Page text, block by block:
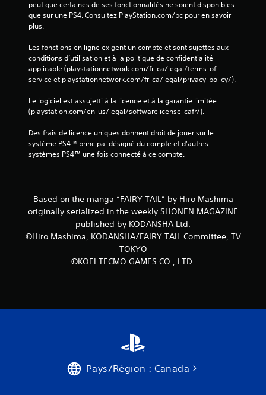
peut que certaines de ses fonctionnalités ne soient disponibles
que sur une PS4. Consultez PlayStation.com/bc pour en savoir
plus.
Les fonctions en ligne exigent un compte et sont sujettes aux
conditions d’utilisation et à la politique de confidentialité
applicable (playstationnetwork.com/fr-ca/legal/terms-of-
service et playstationnetwork.com/fr-ca/legal/privacy-policy/).
Le logiciel est assujetti à la licence et à la garantie limitée
(playstation.com/en-us/legal/softwarelicense-cafr/).
Des frais de licence uniques donnent droit de jouer sur le
système PS4™ principal désigné du compte et d'autres
systèmes PS4™ une fois connecté à ce compte.
Based on the manga “FAIRY TAIL” by Hiro Mashima
originally serialized in the weekly SHONEN MAGAZINE
published by KODANSHA Ltd.
©Hiro Mashima, KODANSHA/FAIRY TAIL Committee, TV
TOKYO
©KOEI TECMO GAMES CO., LTD.
Pays/Région : Canada